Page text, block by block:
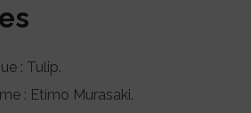
: Tulip.
: Etimo Murasaki.